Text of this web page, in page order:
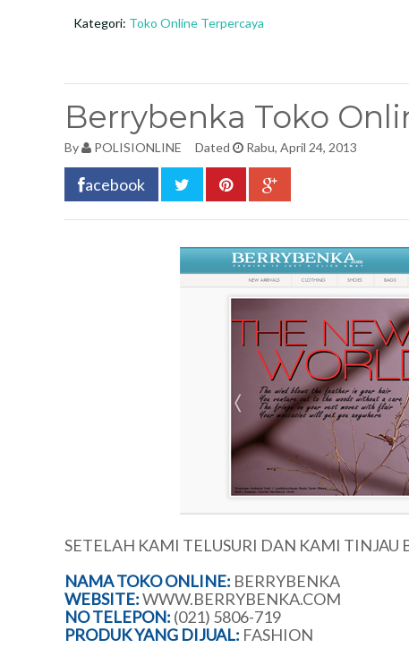
Kategori: Toko Online Terpercaya
Berrybenka Toko
By POLISIONLINE Dated Rabu, April 24, 2013
acebook
SETELAH KAMI TELUSURI DAN KAMI
NAMA TOKO ONLINE: BERRYBENKA
WEBSITE:WWW.BERRYBENKA.COM
NO TELEPON: (021) 5806-719
PRODUK YANG DIJUAL: FASHION